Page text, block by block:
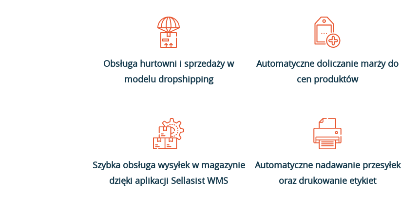
Obsługa hurtowni i sprzedaży w
modelu dropshipping
Automatyczne doliczanie marży do
cen produktów
Szybka obsługa wysyłek w magazynie
dzięki aplikacji Sellasist WMS
Automatyczne nadawanie przesyłek
oraz drukowanie etykiet